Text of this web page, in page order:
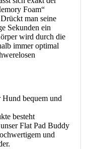
Foam“
man seine
Sekunden ein
wird durch die
immer optimal
bequem und
besteht
Flat Pad Buddy
und